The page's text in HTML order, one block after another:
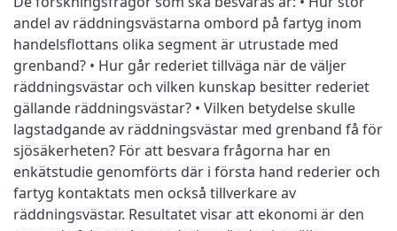
andel av räddningsvästarna ombord på fartyg inom
handelsflottans olika segment är utrustade med
grenband? • Hur går rederiet tillväga när de väljer
räddningsvästar och vilken kunskap besitter rederiet
gällande räddningsvästar? • Vilken betydelse skulle
lagstadgande av räddningsvästar med grenband få för
sjösäkerheten? För att besvara frågorna har en
enkätstudie genomförts där i första hand rederier och
fartyg kontaktats men också tillverkare av
räddningsvästar. Resultatet visar att ekonomi är den